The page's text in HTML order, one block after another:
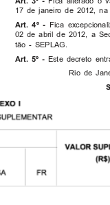
17 de janeiro de 2012,
Art. 4º -
Fica
02 de abril de 2012, a
tão - SEPLAG.
Art. 5º - Este decreto
Rio de